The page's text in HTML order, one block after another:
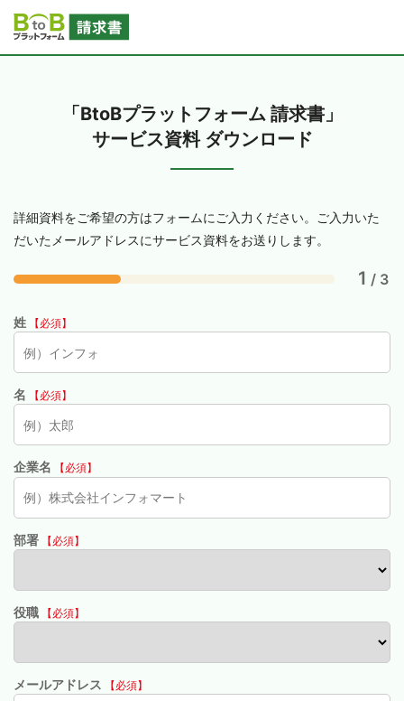
「BtoBプラットフォーム 請求書」
サービス資料 ダウンロード
詳細資料をご希望の方はフォームにご入力ください。ご入力いた
だいたメールアドレスにサービス資料をお送りします。
1 / 3
姓 【必須】
名 【必須】
企業名 【必須】
部署 【必須】
役職 【必須】
メールアドレス 【必須】